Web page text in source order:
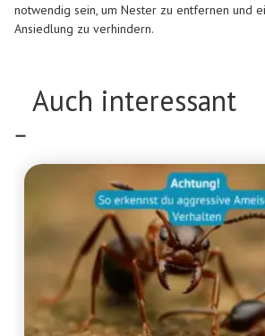
notwendig sein, um Nester zu entfernen und
Ansiedlung zu verhindern.
Auch interessant